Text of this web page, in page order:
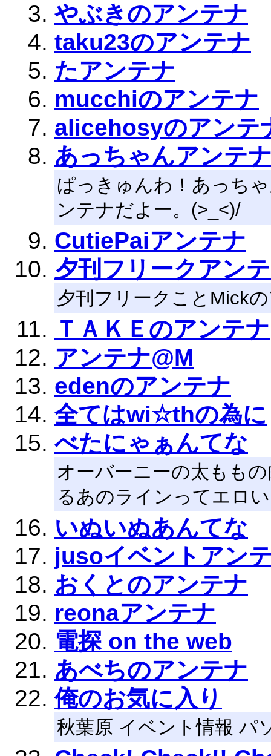
やぶきのアンテナ
taku23のアンテナ
たアンテナ
mucchiのアンテナ
alicehosyのアンテ
あっちゃんアンテ
ぱっきゅんわ！あっち
ンテナだよー。(>_<)/
CutiePaiアンテナ
夕刊フリークアン
夕刊フリークことMick
ＴＡＫＥのアンテナ
アンテナ@M
edenのアンテナ
全てはwi☆thの為に
べたにゃぁんてな
オーバーニーの太もも
るあのラインってエロ
いぬいぬあんてな
jusoイベントアン
おくとのアンテナ
reonaアンテナ
電探 on the web
あべちのアンテナ
俺のお気に入り
秋葉原 イベント情報 パ